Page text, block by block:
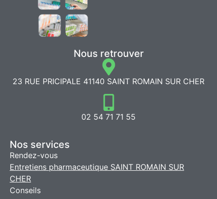
Nous retrouver
23 RUE PRICIPALE 41140 SAINT ROMAIN SUR CHER
02 54 71 71 55
Nos services
Rendez-vous
Entretiens pharmaceutique SAINT ROMAIN SUR
CHER
Conseils